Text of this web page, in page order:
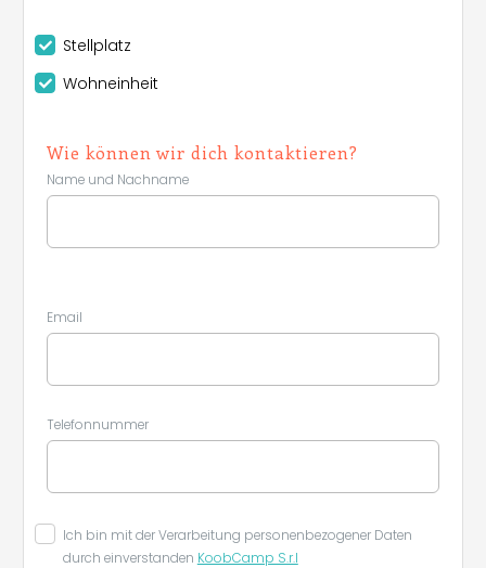
Stellplatz
Wohneinheit
Wie können wir dich kontaktieren?
Name und Nachname
Email
Telefonnummer
Ich bin mit der Verarbeitung personenbezogener Daten
durch einverstanden KoobCamp S.r.l